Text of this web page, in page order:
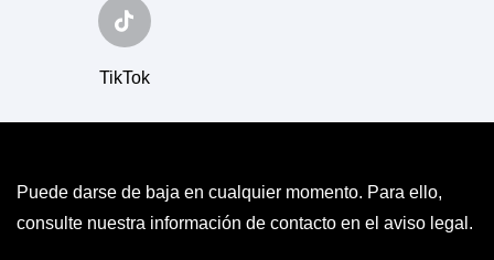
TikTok
Puede darse de baja en cualquier momento. Para ello,
consulte nuestra información de contacto en el aviso legal.